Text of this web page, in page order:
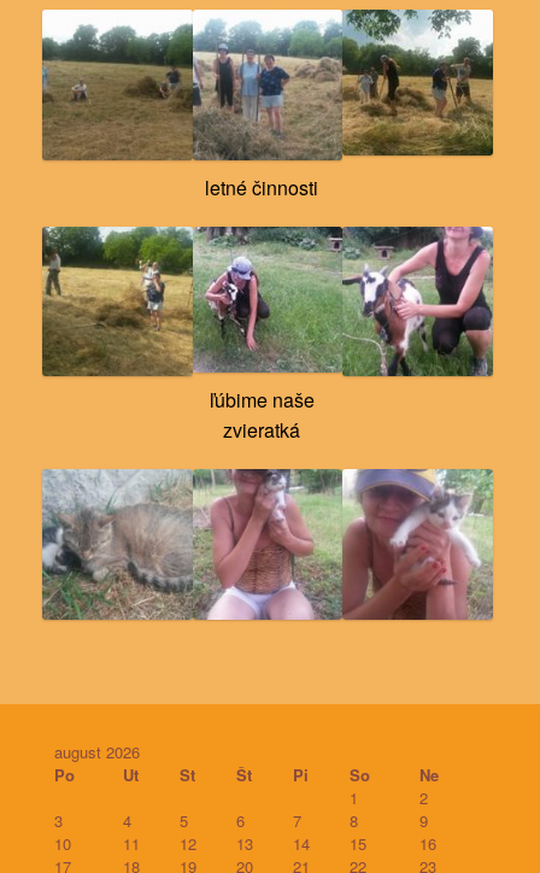
letné činnosti
ľúbime naše
zvieratká
august 2026
Po
Ut St Št Pi So
Ne
1
2
3
4 5 6 7 8
9
10
11 12 13 14 15
16
17
18 19 20 21 22 23